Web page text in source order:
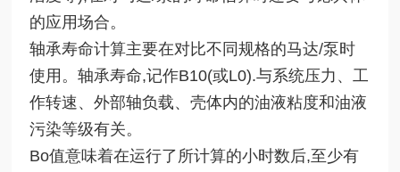
的应用场合。
轴承寿命计算主要在对比不同规格的马达/泵时
使用。轴承寿命,记作B10(或L0).与系统压力、工
作转速、外部轴负载、壳体内的油液粘度和油液
污染等级有关。
Bo值意味着在运行了所计算的小时数后,至少有